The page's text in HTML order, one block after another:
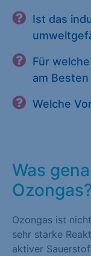
Ist das
Für
am
Welche
Was
Ozongas ist
sehr starke
aktiver